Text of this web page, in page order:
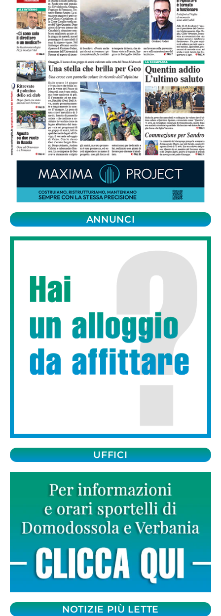
ANNUNCI
UFFICI
NOTIZIE PIÙ LETTE